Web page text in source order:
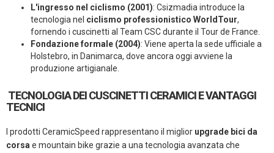
L'ingresso nel ciclismo (2001): Csizmadia introduce la
tecnologia nel ciclismo professionistico WorldTour,
fornendo i cuscinetti al Team CSC durante il Tour de France.
Fondazione formale (2004): Viene aperta la sede ufficiale a
Holstebro, in Danimarca, dove ancora oggi avviene la
produzione artigianale.
TECNOLOGIA DEI CUSCINETTI CERAMICI E VANTAGGI
TECNICI
I prodotti CeramicSpeed rappresentano il miglior upgrade bici da
corsa e mountain bike grazie a una tecnologia avanzata che